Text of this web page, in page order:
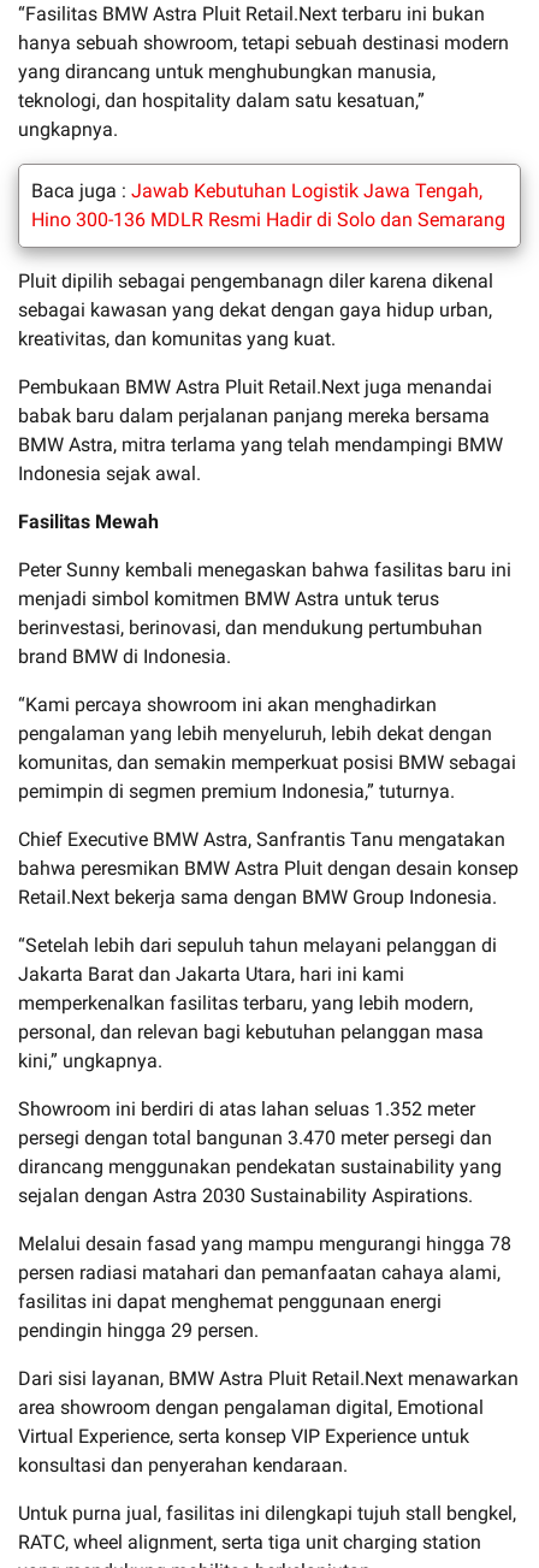
“Fasilitas BMW Astra Pluit Retail.Next terbaru ini bukan
hanya sebuah showroom, tetapi sebuah destinasi modern
yang dirancang untuk menghubungkan manusia,
teknologi, dan hospitality dalam satu kesatuan,”
ungkapnya.
Baca juga : Jawab Kebutuhan Logistik Jawa Tengah,
Hino 300-136 MDLR Resmi Hadir di Solo dan Semarang
Pluit dipilih sebagai pengembanagn diler karena dikenal
sebagai kawasan yang dekat dengan gaya hidup urban,
kreativitas, dan komunitas yang kuat.
Pembukaan BMW Astra Pluit Retail.Next juga menandai
babak baru dalam perjalanan panjang mereka bersama
BMW Astra, mitra terlama yang telah mendampingi BMW
Indonesia sejak awal.
Fasilitas Mewah
Peter Sunny kembali menegaskan bahwa fasilitas baru ini
menjadi simbol komitmen BMW Astra untuk terus
berinvestasi, berinovasi, dan mendukung pertumbuhan
brand BMW di Indonesia.
“Kami percaya showroom ini akan menghadirkan
pengalaman yang lebih menyeluruh, lebih dekat dengan
komunitas, dan semakin memperkuat posisi BMW sebagai
pemimpin di segmen premium Indonesia,” tuturnya.
Chief Executive BMW Astra, Sanfrantis Tanu mengatakan
bahwa peresmikan BMW Astra Pluit dengan desain konsep
Retail.Next bekerja sama dengan BMW Group Indonesia.
“Setelah lebih dari sepuluh tahun melayani pelanggan di
Jakarta Barat dan Jakarta Utara, hari ini kami
memperkenalkan fasilitas terbaru, yang lebih modern,
personal, dan relevan bagi kebutuhan pelanggan masa
kini,” ungkapnya.
Showroom ini berdiri di atas lahan seluas 1.352 meter
persegi dengan total bangunan 3.470 meter persegi dan
dirancang menggunakan pendekatan sustainability yang
sejalan dengan Astra 2030 Sustainability Aspirations.
Melalui desain fasad yang mampu mengurangi hingga 78
persen radiasi matahari dan pemanfaatan cahaya alami,
fasilitas ini dapat menghemat penggunaan energi
pendingin hingga 29 persen.
Dari sisi layanan, BMW Astra Pluit Retail.Next menawarkan
area showroom dengan pengalaman digital, Emotional
Virtual Experience, serta konsep VIP Experience untuk
konsultasi dan penyerahan kendaraan.
Untuk purna jual, fasilitas ini dilengkapi tujuh stall bengkel,
RATC, wheel alignment, serta tiga unit charging station